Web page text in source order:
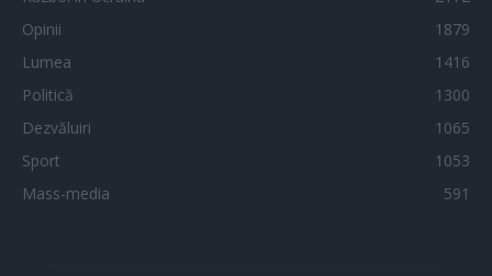
Opinii
1879
Lumea
1416
Politică
1300
Dezvăluiri
1065
Sport
1053
Mass-media
591